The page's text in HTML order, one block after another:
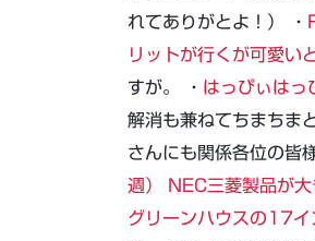
れてありがとよ！） ・
リットが行くが可愛い
すが。 ・ はっぴぃはっ
解消も兼ねてちまちま
さんにも関係各位の皆
週） NEC三菱製品が大
グリーンハウスの17